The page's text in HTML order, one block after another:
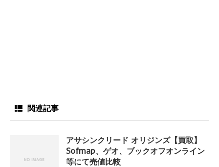
関連記事
アサシンクリード オリジンズ【買取】
Sofmap、ゲオ、ブックオフオンライン
等にて売値比較